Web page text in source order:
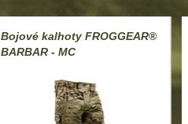
Bojové kalhoty FROGGEAR®
BARBAR - MC